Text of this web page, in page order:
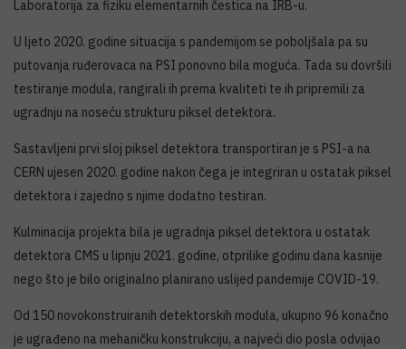
Laboratorija za fiziku elementarnih čestica na IRB-u.
U ljeto 2020. godine situacija s pandemijom se poboljšala pa su
putovanja ruđerovaca na PSI ponovno bila moguća. Tada su dovršili
testiranje modula, rangirali ih prema kvaliteti te ih pripremili za
ugradnju na noseću strukturu piksel detektora.
Sastavljeni prvi sloj piksel detektora transportiran je s PSI-a na
CERN ujesen 2020. godine nakon čega je integriran u ostatak piksel
detektora i zajedno s njime dodatno testiran.
Kulminacija projekta bila je ugradnja piksel detektora u ostatak
detektora CMS u lipnju 2021. godine, otprilike godinu dana kasnije
nego što je bilo originalno planirano uslijed pandemije COVID-19.
Od 150 novokonstruiranih detektorskih modula, ukupno 96 konačno
je ugrađeno na mehaničku konstrukciju, a najveći dio posla odvijao